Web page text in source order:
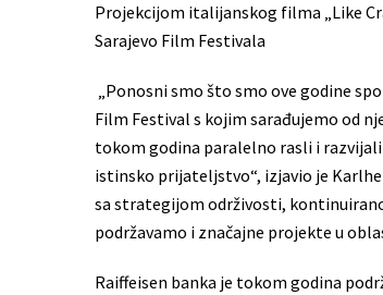
Projekcijom italijanskog filma „Like
Sarajevo Film Festivala
„Ponosni smo što smo ove godine
Film Festival s kojim sarađujemo od
tokom godina paralelno rasli i razvijali
istinsko prijateljstvo“, izjavio je
sa strategijom održivosti,
podržavamo i značajne projekte u
Raiffeisen banka je tokom godina